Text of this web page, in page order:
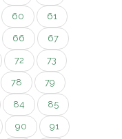
60 61
66 67
72 73
78 79
84 85
90 91